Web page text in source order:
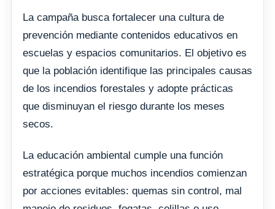
La campaña busca fortalecer una cultura de
prevención mediante contenidos educativos en
escuelas y espacios comunitarios. El objetivo es
que la población identifique las principales causas
de los incendios forestales y adopte prácticas
que disminuyan el riesgo durante los meses
secos.
La educación ambiental cumple una función
estratégica porque muchos incendios comienzan
por acciones evitables: quemas sin control, mal